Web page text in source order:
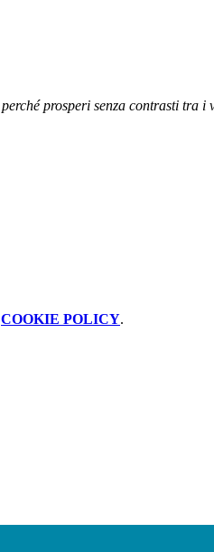
prosperi senza contrasti tra
COOKIE POLICY.